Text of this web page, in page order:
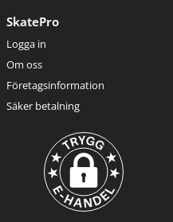
SkatePro
Logga in
Om oss
Företagsinformation
Säker betalning